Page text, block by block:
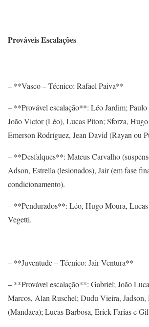
Prováveis Escalações
– **Vasco – Técnico: Rafael Paiva**
– **Provável escalação**: Léo Jardim;
João Victor (Léo), Lucas Piton; Sforza,
Emerson Rodríguez, Jean David (Rayan ou
– **Desfalques**: Mateus Carvalho
Adson, Estrella (lesionados), Jair (em fase
condicionamento).
– **Pendurados**: Léo, Hugo Moura,
Vegetti.
– **Juventude – Técnico: Jair Ventura**
– **Provável escalação**: Gabriel; João
Marcos, Alan Ruschel; Dudu Vieira, Jadson,
(Mandaca); Lucas Barbosa, Erick Farias e